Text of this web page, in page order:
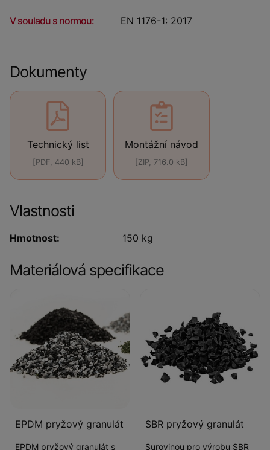
V souladu s normou: EN 1176-1: 2017
Dokumenty
Technický list
[PDF, 440 kB]
Montážní návod
[ZIP, 716.0 kB]
Vlastnosti
Hmotnost: 150 kg
Materiálová specifikace
EPDM pryžový granulát
EPDM pryžový granulát s
SBR pryžový granulát
Surovinou pro výrobu SBR